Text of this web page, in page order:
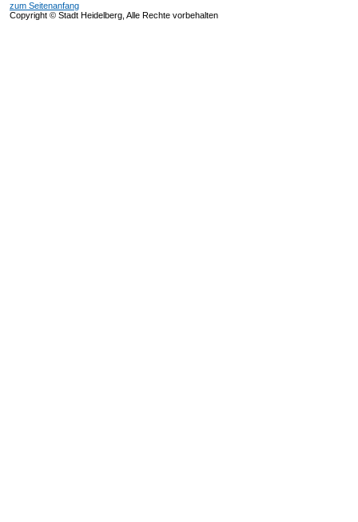
zum Seitenanfang
Copyright © Stadt Heidelberg, Alle Rechte vorbehalten